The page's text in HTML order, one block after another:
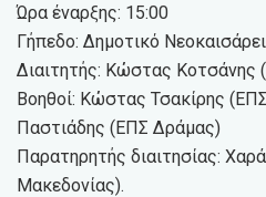
Ώρα έναρξης: 15:00
Γήπεδο: Δημοτικό
Διαιτητής: Κώστας Κοτσάνης
Βοηθοί: Κώστας Τσακίρης
Παστιάδης (ΕΠΣ Δράμας)
Παρατηρητής διαιτησίας:
Μακεδονίας).